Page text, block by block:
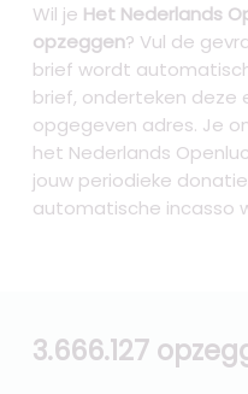
Wil je Het Nederlands
opzeggen? Vul de
brief wordt
brief, onderteken deze
opgegeven adres. Je
het Nederlands
jouw periodieke
automatische incasso
3.666.127